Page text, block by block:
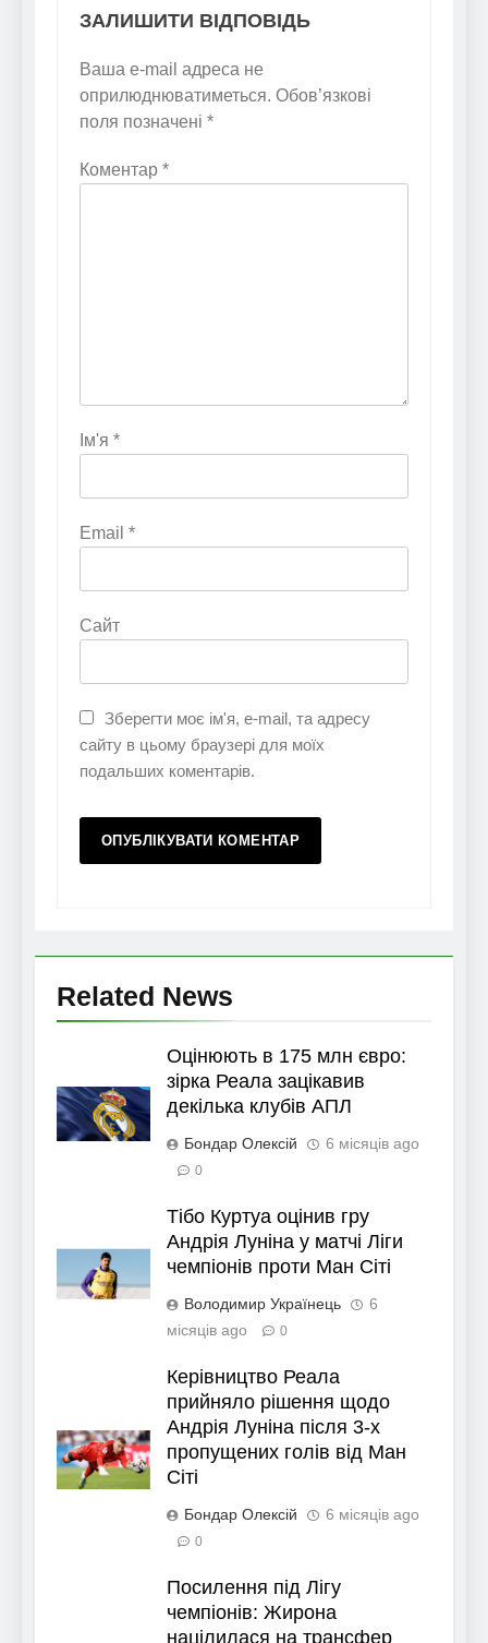
ЗАЛИШИТИ ВІДПОВІДЬ
Ваша e-mail адреса не
оприлюднюватиметься. Обов’язкові
поля позначені *
Коментар *
Ім'я *
Email *
Сайт
Зберегти моє ім'я, e-mail, та адресу
сайту в цьому браузері для моїх
подальших коментарів.
Related News
Оцінюють в 175 млн євро:
зірка Реала зацікавив
декілька клубів АПЛ
Бондар Олексій 6 місяців ago
0
Тібо Куртуа оцінив гру
Андрія Луніна у матчі Ліги
чемпіонів проти Ман Сіті
Володимир Українець
6
місяців ago
0
Керівництво Реала
прийняло рішення щодо
Андрія Луніна після 3-х
пропущених голів від Ман
Сіті
Бондар Олексій 6 місяців ago
0
Посилення під Лігу
чемпіонів: Жирона
націлилася на трансфер